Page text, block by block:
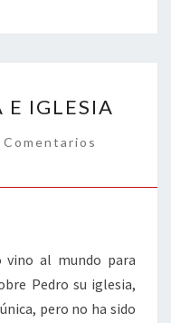
p
ar
tir
E IGLESIA
Comentarios
vino al mundo para
Pedro su iglesia,
pero no ha sido